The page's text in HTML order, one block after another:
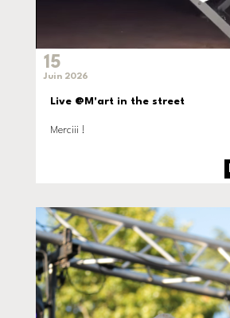
15
Juin 2026
Live @M'art in the street
Merciii !